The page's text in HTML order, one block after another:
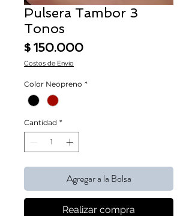
Pulsera Tambor 3
Tonos
$ 150.000Precio
Costos de Envío
Color Neopreno *
Cantidad *
Agregar a la Bolsa
Realizar compra